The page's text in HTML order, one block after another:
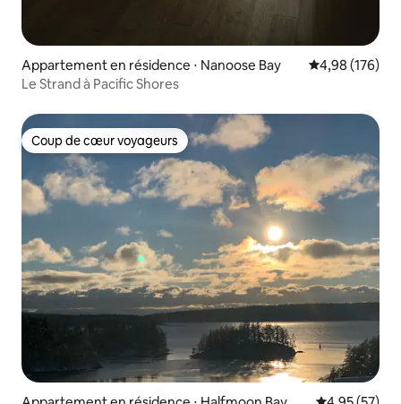
Appartement en résidence ⋅ Nanoose Bay Évaluation
4,98 (176)
Le Strand à Pacific Shores
Coup de cœur voyageurs
Coup de cœur voyageurs